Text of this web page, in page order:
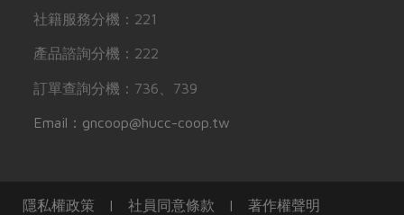
社籍服務分機：221
產品諮詢分機：222
訂單查詢分機：736、739
Email：gncoop@hucc-coop.tw
隱私權政策 | 社員同意條款 | 著作權聲明